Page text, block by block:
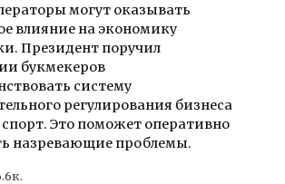
могут оказывать
влияние на экономику
Президент поручил
букмекеров
систему
регулирования бизнеса
спорт. Это поможет оперативно
назревающие проблемы.